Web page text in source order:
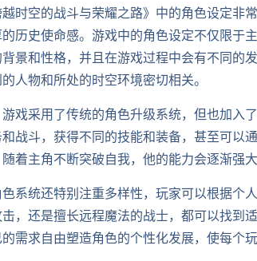
越时空的战斗与荣耀之路》中的角色设定
历史使命感。游戏中的角色设定不仅限于
景和性格，并且在游戏过程中会有不同的
人物和所处的时空环境密切相关。
戏采用了传统的角色升级系统，但也加入
战斗，获得不同的技能和装备，甚至可以
着主角不断突破自我，他的能力会逐渐强
系统还特别注重多样性，玩家可以根据个
，还是擅长远程魔法的战士，都可以找到
需求自由塑造角色的个性化发展，使每个